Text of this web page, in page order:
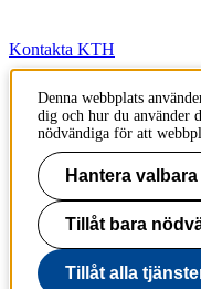
Kontakta KTH
Jobba på KTH
Press och media
Faktura och betalning KTH
Om KTH:s webbplatser
Tillgänglighetsredogörelse
Denna webbplats
dig och hur du använder
nödvändiga för att
Hantera
Tillåt bara
Tillåt alla